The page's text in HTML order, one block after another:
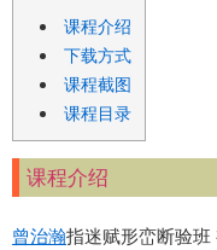
课程介绍
下载方式
课程截图
课程目录
课程介绍
曾治瀚指迷赋形峦断验班